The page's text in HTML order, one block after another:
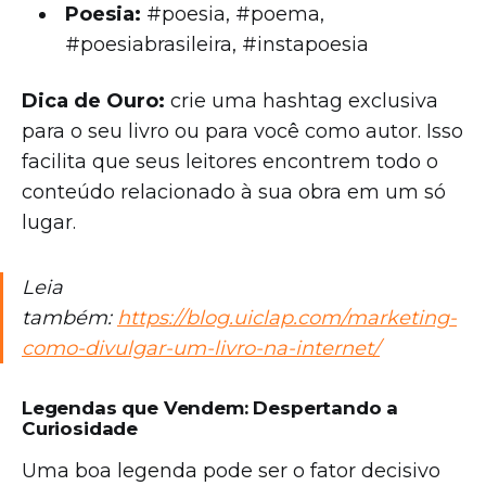
Poesia: #poesia, #poema,
#poesiabrasileira, #instapoesia
Dica de Ouro: crie uma hashtag exclusiva
para o seu livro ou para você como autor. Isso
facilita que seus leitores encontrem todo o
conteúdo relacionado à sua obra em um só
lugar.
Leia
também: https://blog.uiclap.com/marketing-
como-divulgar-um-livro-na-internet/
Legendas que Vendem: Despertando a
Curiosidade
Uma boa legenda pode ser o fator decisivo